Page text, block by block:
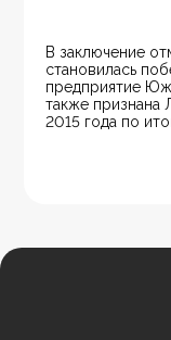
В заключение
становилась
предприятие
также
2015 года по